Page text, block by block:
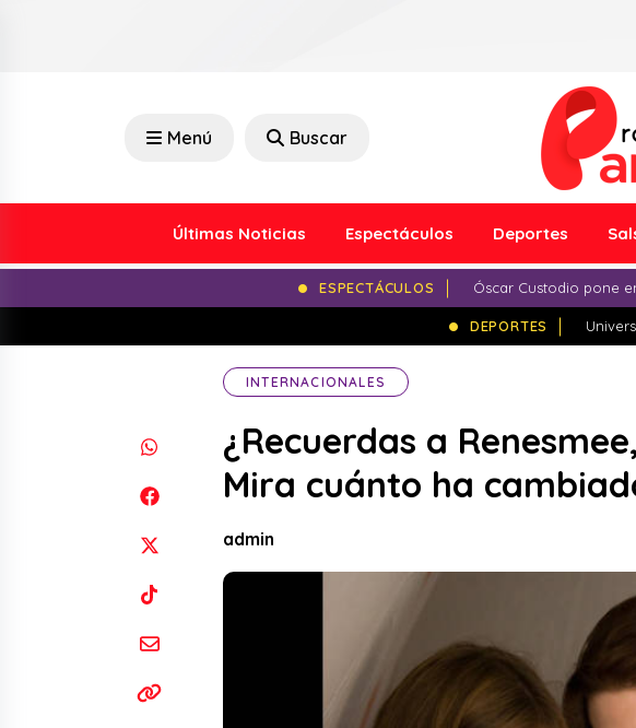
Menú Buscar
Últimas Noticias Espectáculos Deportes
ESPECTÁCULOS Óscar Custodio pone
DEPORTES
INTERNACIONALES
¿Recuerdas a
Mira cuánto ha
admin